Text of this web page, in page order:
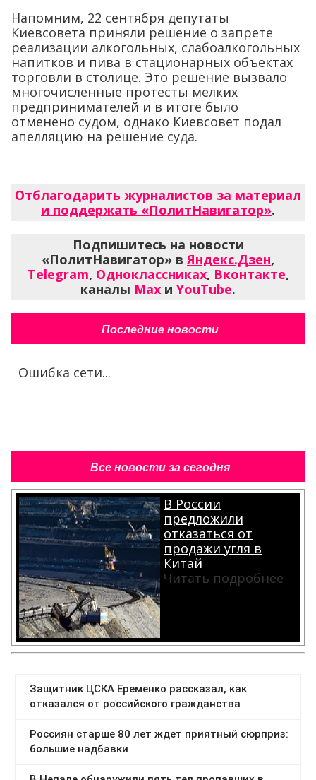
Напомним, 22 сентября депутаты
Киевсовета приняли решение о запрете
реализации алкогольных, слабоалкогольных
напитков и пива в стационарных объектах
торговли в столице. Это решение вызвало
многочисленные протесты мелких
предпринимателей и в итоге было
отменено судом, однако Киевсовет подал
апелляцию на решение суда.
Отблагодарить журналистов за материал
и поддержать «ПолитНавигатор».
Подпишитесь на новости
«ПолитНавигатор» вЯндекс.Дзен,
Telegram, Одноклассниках, Вконтакте,
каналы Max и YouTube.
Последние новости
Ошибка сети...
Все новости за сегодня
В России
предложили
отказаться от
продажи угля в
Китай
Читать подробнее